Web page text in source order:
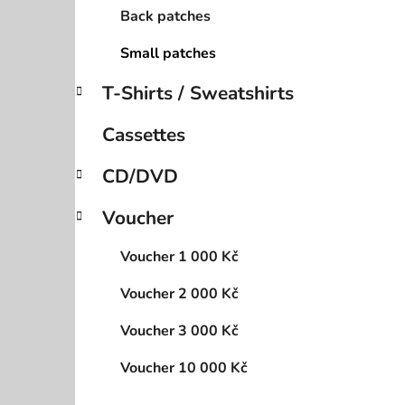
Back patches
Small patches
T-Shirts / Sweatshirts
Cassettes
CD/DVD
Voucher
Voucher 1 000 Kč
Voucher 2 000 Kč
Voucher 3 000 Kč
Voucher 10 000 Kč